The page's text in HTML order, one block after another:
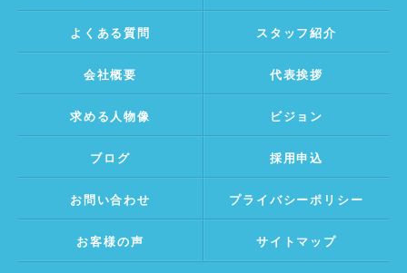
よくある質問 スタッフ紹介
会社概要 代表挨拶
求める人物像 ビジョン
ブログ 採用申込
お問い合わせ プライバシーポリシー
お客様の声 サイトマップ